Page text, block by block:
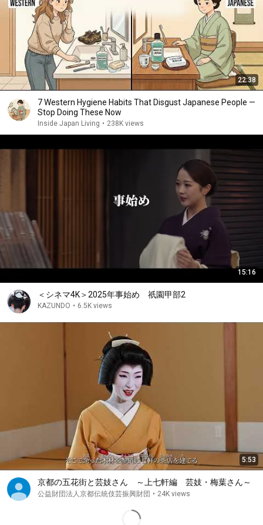
22:38
7 Western Hygiene Habits That Disgust Japanese People —
Stop Doing These Now
Inside Japan Living • 238K views
15:16
＜シネマ4K＞2025年事始め 祇園甲部2
KAZUNDO • 6.5K views
5:53
京都の五花街と芸妓さん ～上七軒編 芸妓・梅葉さん～
公益財団法人京都伝統伎芸振興財団 • 24K views